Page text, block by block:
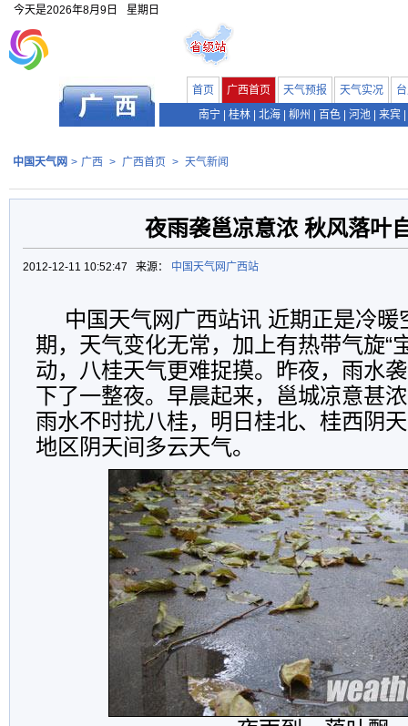
今天是2026年8月9日 星期日
首页 广西首页 天气预报 天气实况
南宁
桂林 北海 柳州 百色 河池 来宾
中国天气网 > 广西 > 广西首页 > 天气新闻
夜雨袭邕凉意浓 秋风落叶
2012-12-11 10:52:47 来源： 中国天气网广西站
中国天气网广西站讯 近期正是冷暖
期，天气变化无常，加上有热带气旋“
动，八桂天气更难捉摸。昨夜，雨水
下了一整夜。早晨起来，邕城凉意甚
雨水不时扰八桂，明日桂北、桂西阴
地区阴天间多云天气。